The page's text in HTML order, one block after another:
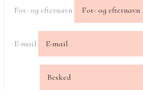
For- og efternavn
E-mail